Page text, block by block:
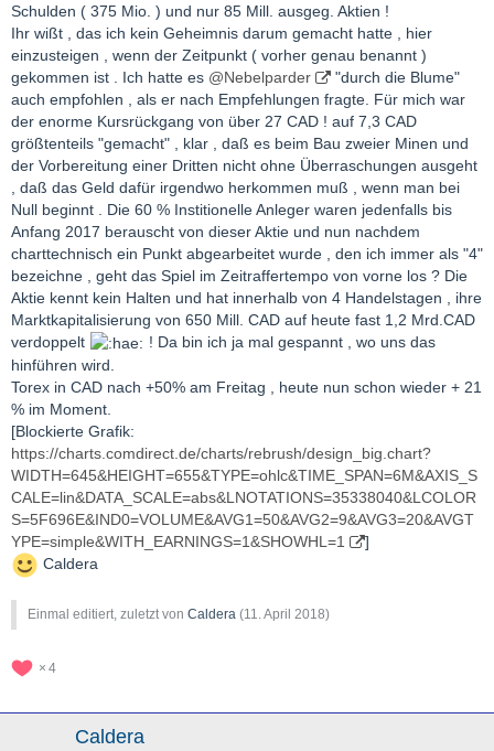
Schulden ( 375 Mio. ) und nur 85 Mill. ausgeg. Aktien !
Ihr wißt , das ich kein Geheimnis darum gemacht hatte , hier
einzusteigen , wenn der Zeitpunkt ( vorher genau benannt )
gekommen ist . Ich hatte es @Nebelparder
"durch die Blume"
auch empfohlen , als er nach Empfehlungen fragte. Für mich war
der enorme Kursrückgang von über 27 CAD ! auf 7,3 CAD
größtenteils "gemacht" , klar , daß es beim Bau zweier Minen und
der Vorbereitung einer Dritten nicht ohne Überraschungen ausgeht
, daß das Geld dafür irgendwo herkommen muß , wenn man bei
Null beginnt . Die 60 % Institionelle Anleger waren jedenfalls bis
Anfang 2017 berauscht von dieser Aktie und nun nachdem
charttechnisch ein Punkt abgearbeitet wurde , den ich immer als "4"
bezeichne , geht das Spiel im Zeitraffertempo von vorne los ? Die
Aktie kennt kein Halten und hat innerhalb von 4 Handelstagen , ihre
Marktkapitalisierung von 650 Mill. CAD auf heute fast 1,2 Mrd.CAD
verdoppelt
! Da bin ich ja mal gespannt , wo uns das
hinführen wird.
Torex in CAD nach +50% am Freitag , heute nun schon wieder + 21
% im Moment.
[Blockierte Grafik:
https://charts.comdirect.de/charts/rebrush/design_big.chart?
WIDTH=645&HEIGHT=655&TYPE=ohlc&TIME_SPAN=6M&AXIS_S
CALE=lin&DATA_SCALE=abs&LNOTATIONS=35338040&LCOLOR
S=5F696E&IND0=VOLUME&AVG1=50&AVG2=9&AVG3=20&AVGT
YPE=simple&WITH_EARNINGS=1&SHOWHL=1
]
Caldera
Einmal editiert, zuletzt von Caldera (11. April 2018)
4
Caldera